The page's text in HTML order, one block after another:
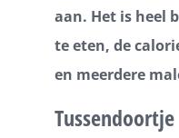
aan. Het is heel
te eten, de
en meerdere
Tussendoortje